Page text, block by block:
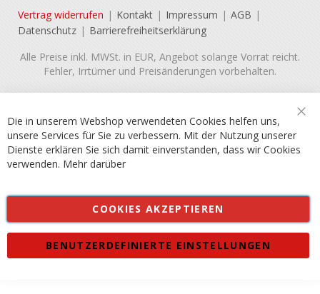
Vertrag widerrufen Kontakt Impressum
AGB
Datenschutz
Barrierefreiheitserklärung
Alle Preise inkl. MWSt. in EUR, Angebot solange Vorrat reicht.
Fehler, Irrtümer und Preisänderungen vorbehalten.
Die in unserem Webshop verwendeten Cookies helfen uns,
unsere Services für Sie zu verbessern. Mit der Nutzung unserer
Dienste erklären Sie sich damit einverstanden, dass wir Cookies
verwenden. Mehr darüber
COOKIES AKZEPTIEREN
BENUTZERDEFINIERTE EINSTELLUNGEN